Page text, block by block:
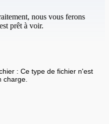
nous vous ferons
prêt à voir.
: Ce type de fichier n'est
charge.